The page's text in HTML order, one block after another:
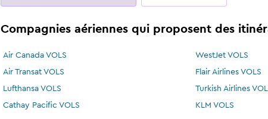
Compagnies aériennes qui proposent des
Air Canada VOLS WestJet VOLS
Air Transat VOLS
Flair Airlines VOLS
Lufthansa VOLS
Turkish Airlines
Cathay Pacific VOLS
KLM VOLS